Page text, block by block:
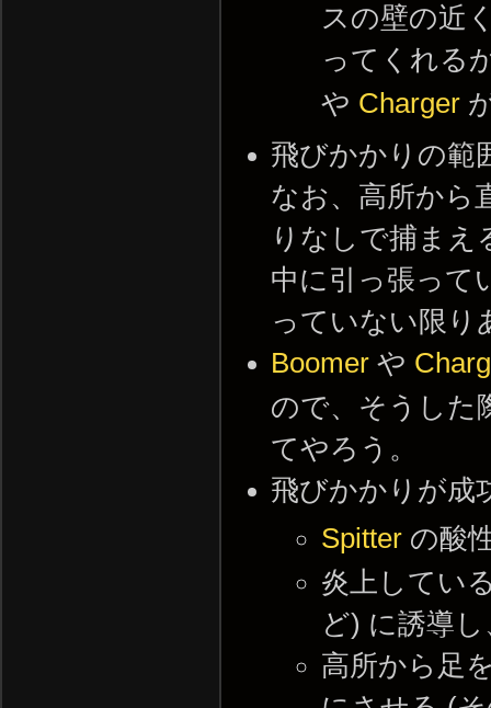
スの壁の近
ってくれる
や Charger
飛びかかりの範
なお、高所から
りなしで捕まえ
中に引っ張って
っていない限り
Boomer や
ので、そうした
てやろう。
飛びかかりが成
Spitter の酸
炎上してい
ど) に誘導
高所から足